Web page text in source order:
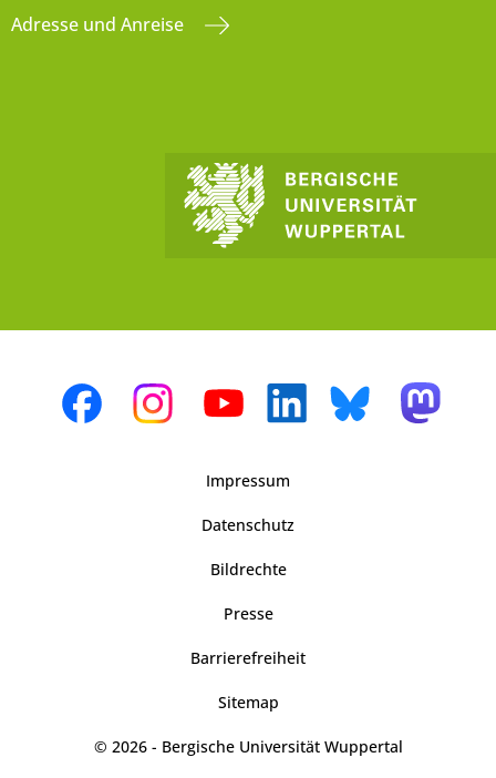
Adresse und Anreise
Impressum
Datenschutz
Bildrechte
Presse
Barrierefreiheit
Sitemap
© 2026 - Bergische Universität Wuppertal